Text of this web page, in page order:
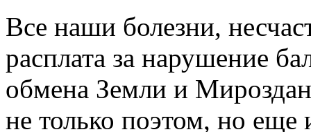
Все наши болезни,
расплата за нарушение
обмена Земли и
не только поэтом, но еще